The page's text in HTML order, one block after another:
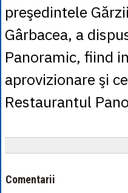
preşedintele
Gârbacea, a
Panoramic, fiind
aprovizionare şi
Restaurantul
Comentarii